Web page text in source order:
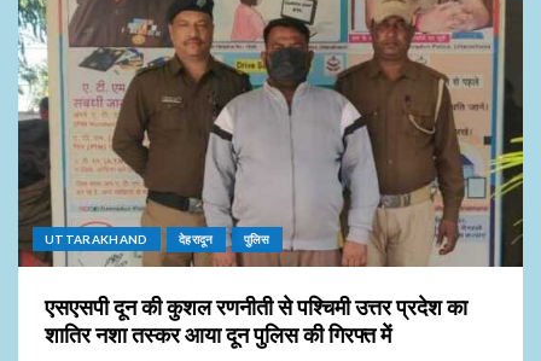
UTTARAKHAND देहरादून पुलिस
एसएसपी दून की कुशल रणनीती से पश्चिमी उत्तर प्रदेश का
शातिर नशा तस्कर आया दून पुलिस की गिरफ्त में